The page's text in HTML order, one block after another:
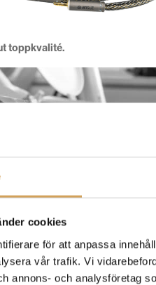
cookies
för att anpassa
vår trafik. Vi
annons- och analysföretag
toppkvalité.